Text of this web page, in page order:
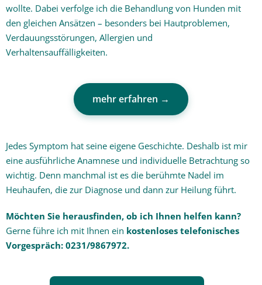
wollte. Dabei verfolge ich die Behandlung von Hunden mit
den gleichen Ansätzen – besonders bei Hautproblemen,
Verdauungsstörungen, Allergien und
Verhaltensauffälligkeiten.
mehr erfahren →
Jedes Symptom hat seine eigene Geschichte. Deshalb ist mir
eine ausführliche Anamnese und individuelle Betrachtung so
wichtig. Denn manchmal ist es die berühmte Nadel im
Heuhaufen, die zur Diagnose und dann zur Heilung führt.
Möchten Sie herausfinden, ob ich Ihnen helfen kann?
Gerne führe ich mit Ihnen ein kostenloses telefonisches
Vorgespräch: 0231/9867972.